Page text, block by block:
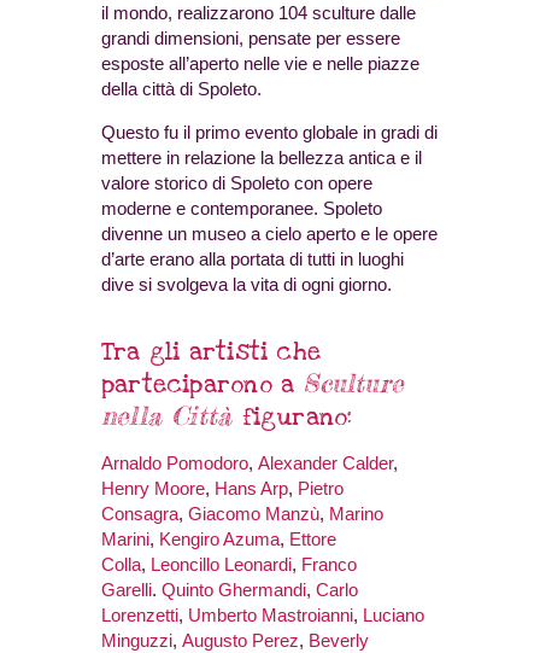
il mondo, realizzarono 104 sculture dalle
grandi dimensioni, pensate per essere
esposte all’aperto nelle vie e nelle piazze
della città di Spoleto.
Questo fu il primo evento globale in gradi di
mettere in relazione la bellezza antica e il
valore storico di Spoleto con opere
moderne e contemporanee. Spoleto
divenne un museo a cielo aperto e le opere
d’arte erano alla portata di tutti in luoghi
dive si svolgeva la vita di ogni giorno.
Tra gli artisti che
parteciparono a Sculture
nella Città figurano:
Arnaldo Pomodoro, Alexander Calder,
Henry Moore, Hans Arp, Pietro
Consagra, Giacomo Manzù, Marino
Marini, Kengiro Azuma, Ettore
Colla, Leoncillo Leonardi, Franco
Garelli. Quinto Ghermandi, Carlo
Lorenzetti, Umberto Mastroianni, Luciano
Minguzzi, Augusto Perez, Beverly